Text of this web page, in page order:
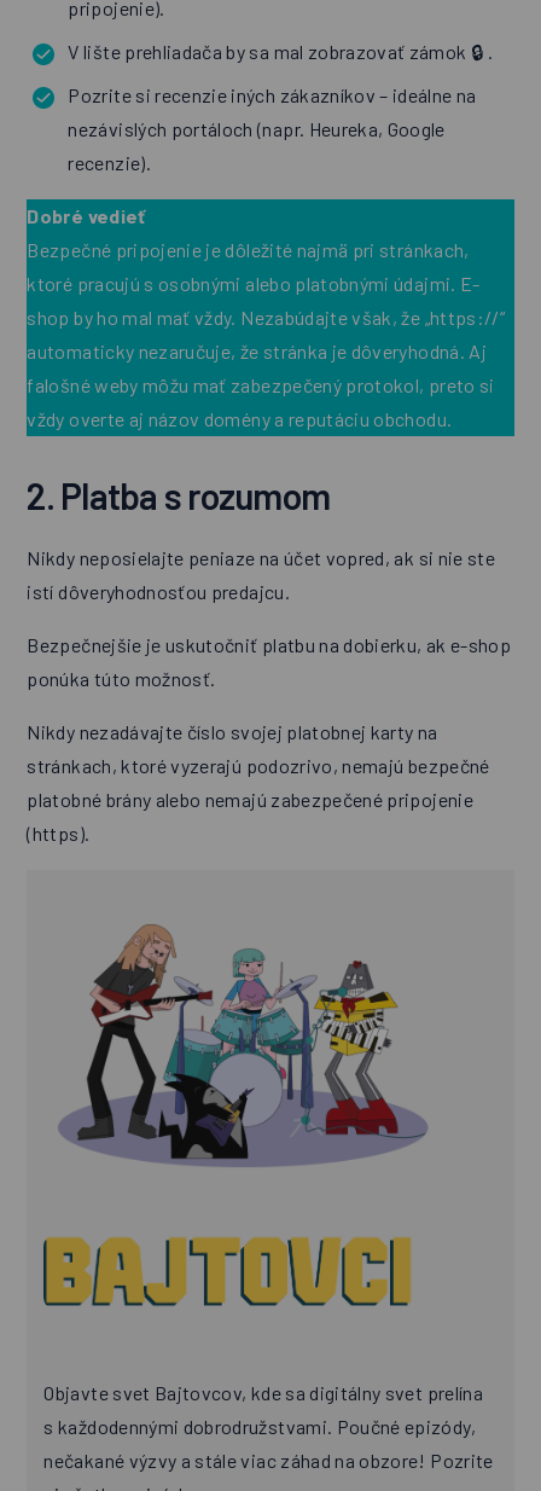
pripojenie).
V lište prehliadača by sa mal zobrazovať zámok 🔒 .
Pozrite si recenzie iných zákazníkov – ideálne na
nezávislých portáloch (napr. Heureka, Google
recenzie).
Dobré vedieť
Bezpečné pripojenie je dôležité najmä pri stránkach,
ktoré pracujú s osobnými alebo platobnými údajmi. E-
shop by ho mal mať vždy. Nezabúdajte však, že „https://“
automaticky nezaručuje, že stránka je dôveryhodná. Aj
falošné weby môžu mať zabezpečený protokol, preto si
vždy overte aj názov domény a reputáciu obchodu.
2. Platba s rozumom
Nikdy neposielajte peniaze na účet vopred, ak si nie ste
istí dôveryhodnosťou predajcu.
Bezpečnejšie je uskutočniť platbu na dobierku, ak e-shop
ponúka túto možnosť.
Nikdy nezadávajte číslo svojej platobnej karty na
stránkach, ktoré vyzerajú podozrivo, nemajú bezpečné
platobné brány alebo nemajú zabezpečené pripojenie
(https).
Objavte svet Bajtovcov, kde sa digitálny svet prelína
s každodennými dobrodružstvami. Poučné epizódy,
nečakané výzvy a stále viac záhad na obzore! Pozrite